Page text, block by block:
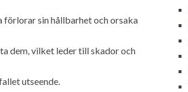
sin hållbarhet och orsaka
dem, vilket leder till skador och
utseende.